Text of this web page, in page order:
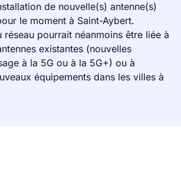
de nouvelle(s) antenne(s)
le moment à Saint-Aybert.
réseau pourrait néanmoins être liée à
existantes (nouvelles
à la 5G ou à la 5G+) ou à
équipements dans les villes à